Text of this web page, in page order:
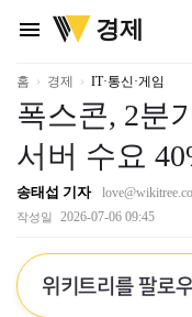
menu
위
키
리
경제
홈 경제 IT·통신·게임
폭스콘, 2분
서버 수요
송태섭 기자
작성일 2026-07-06 09:45
위키트리를 팔로